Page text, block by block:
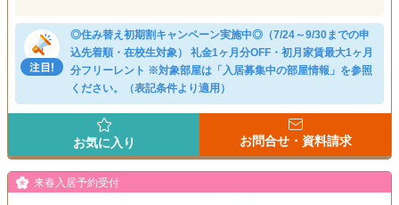
◎住み替え初期割キャンペーン実施中◎（7/24～9/30までの申
込先着順・在校生対象） 礼金1ヶ月分OFF・初月家賃最大1ヶ月
分フリーレント ※対象部屋は「入居募集中の部屋情報」を参照
ください。（表記条件より適用）
お気に入り お問合せ・資料請求
来春入居予約受付